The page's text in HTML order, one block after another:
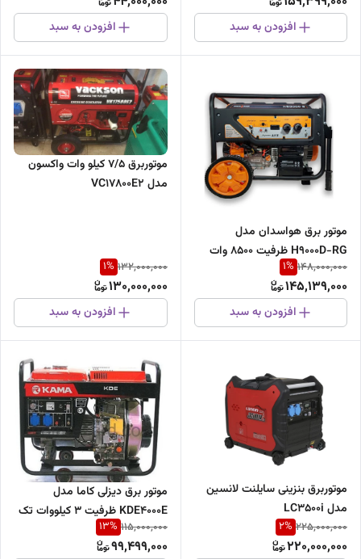
افزودن به سبد افزودن به سبد
موتور برق هواسدان مدل
H9000D-RG ظرفیت ۸۵۰۰ وات
دوگانه سوز
148,000,000
1%
145,139,000
افزودن به سبد
موتوربرق ۷/۵ کیلو وات واکسون
مدل VC17800E2
132,000,000
1%
130,000,000
افزودن به سبد
موتوربرق بنزینی سایلنت لانسین
مدل LC3500i
225,000,000
2%
220,000,000
موتور برق دیزلی کاما مدل
KDE4000E ظرفیت ۳ کیلووات تک
فاز
115,000,000
13%
99,499,000